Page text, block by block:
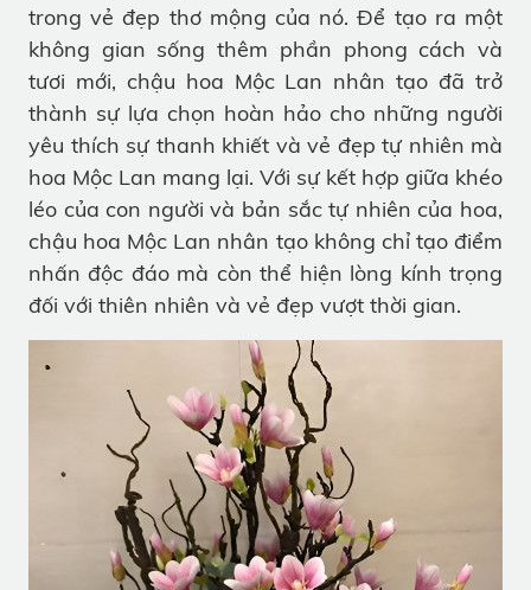
trong vẻ đẹp thơ mộng của nó. Để tạo ra một
không gian sống thêm phần phong cách và
tươi mới, chậu hoa Mộc Lan nhân tạo đã trở
thành sự lựa chọn hoàn hảo cho những người
yêu thích sự thanh khiết và vẻ đẹp tự nhiên mà
hoa Mộc Lan mang lại. Với sự kết hợp giữa khéo
léo của con người và bản sắc tự nhiên của hoa,
chậu hoa Mộc Lan nhân tạo không chỉ tạo điểm
nhấn độc đáo mà còn thể hiện lòng kính trọng
đối với thiên nhiên và vẻ đẹp vượt thời gian.